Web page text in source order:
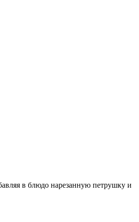
в блюдо нарезанную петрушку и